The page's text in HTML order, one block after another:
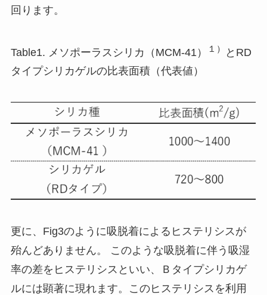
回ります。
Table1. メソポーラスシリカ（MCM-41） １）
とRD
タイプシリカゲルの比表面積（代表値）
更に、Fig3のように吸脱着によるヒステリシスが
殆んどありません。 このような吸脱着に伴う吸湿
率の差をヒステリシスといい、Ｂタイプシリカゲ
ルには顕著に現れます。このヒステリシスを利用